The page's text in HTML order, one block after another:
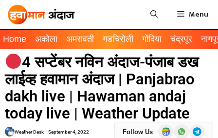
Menu
Home अकोला अमरावती गडचिरोली गोंदिया चंद्रपूर
4 सप्टेंबर नविन अंदाज-पंजाब डख
लाईव्ह हवामान अंदाज | Panjabrao
dakh live | Hawaman andaj
today live | Weather Update
Weather Desk -September 4, 2022 Follow Us